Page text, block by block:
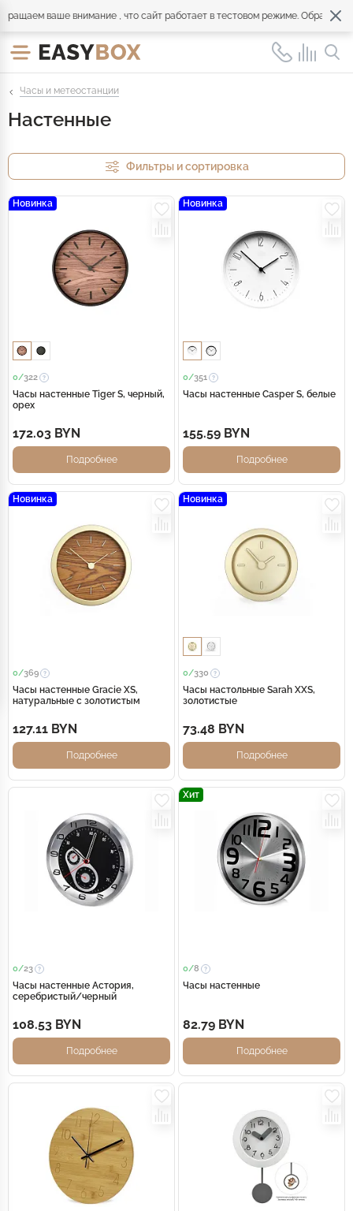
ваше внимание , что сайт работает в тестовом режиме. Обращайтесь
Часы и метеостанции
Настенные
Фильтры и сортировка
Новинка
0/322
Часы настенные Tiger S, черный,
орех
172.03 BYN
Подробнее
Новинка
0/351
Часы настенные Casper S, белые
155.59 BYN
Подробнее
Новинка
0/369
Часы настенные Gracie XS,
натуральные с золотистым
127.11 BYN
Подробнее
Новинка
0/330
Часы настольные Sarah XXS,
золотистые
73.48 BYN
Подробнее
0/23
Часы настенные Астория,
серебристый/черный
108.53 BYN
Подробнее
Хит
0/8
Часы настенные
82.79 BYN
Подробнее